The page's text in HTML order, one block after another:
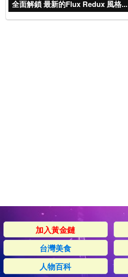
全面解鎖 最新的Flux Redux 風格...
加入黃金鏈
台灣美食
人物百科